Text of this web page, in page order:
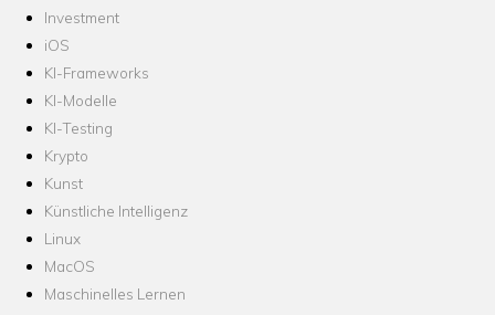
Investment
iOS
KI-Frameworks
KI-Modelle
KI-Testing
Krypto
Kunst
Künstliche Intelligenz
Linux
MacOS
Maschinelles Lernen